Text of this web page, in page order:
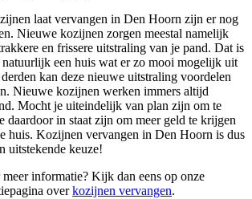
laat vervangen in Den Hoorn zijn er nog
Nieuwe kozijnen zorgen meestal namelijk
en frissere uitstraling van je pand. Dat is
een huis wat er zo mooi mogelijk uit
kan deze nieuwe uitstraling voordelen
Nieuwe kozijnen werken immers altijd
Mocht je uiteindelijk van plan zijn om te
daardoor in staat zijn om meer geld te krijgen
huis. Kozijnen vervangen in Den Hoorn is dus
uitstekende keuze!
informatie? Kijk dan eens op onze
overkozijnen vervangen.